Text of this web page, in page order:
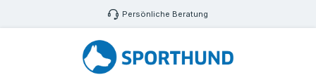
Zum Hauptinhalt springen Persönliche Beratung